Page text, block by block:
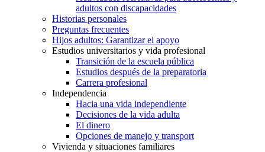
adultos con discapacidades
Historias personales
Preguntas frecuentes
Hijos adultos: Garantizar el apoyo
Estudios universitarios y vida profesional
Transición de la escuela pública
Estudios después de la preparatoria
Carrera profesional
Independencia
Hacia una vida independiente
Decisiones de la vida adulta
El dinero
Opciones de manejo y transport
Vivienda y situaciones familiares